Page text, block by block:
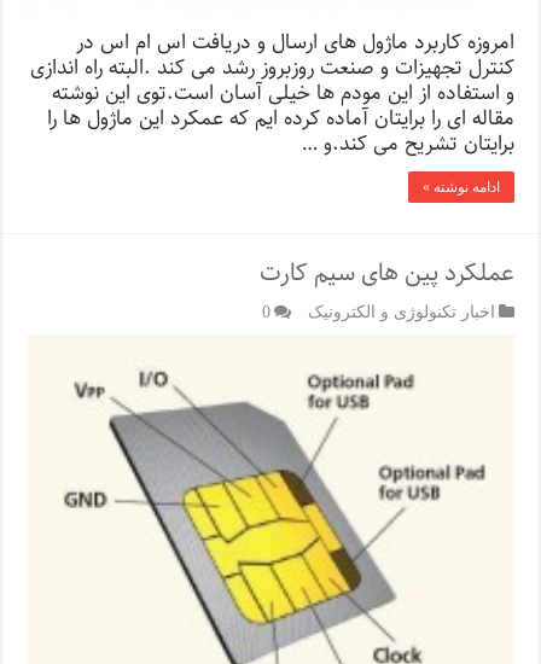
امروزه کاربرد ماژول های ارسال و دریافت اس ام اس در
کنترل تجهیزات و صنعت روزبروز رشد می کند .البته راه اندازی
و استفاده از این مودم ها خیلی آسان است.توی این نوشته
مقاله ای را برایتان آماده کرده ایم که عمکرد این ماژول ها را
برایتان تشریح می کند.و …
ادامه نوشته »
عملکرد پین های سیم کارت
اخبار تکنولوژی و الکترونیک 0